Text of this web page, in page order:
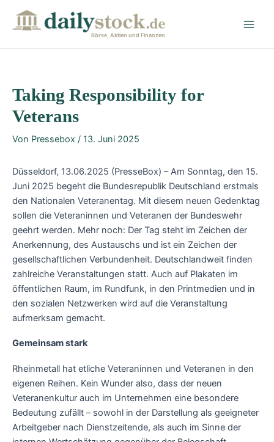
Börse, Aktien und Finanzen
Taking Responsibility for
Veterans
Von Pressebox / 13. Juni 2025
Düsseldorf, 13.06.2025 (PresseBox) – Am Sonntag, den 15.
Juni 2025 begeht die Bundesrepublik Deutschland erstmals
den Nationalen Veteranentag. Mit diesem neuen Gedenktag
sollen die Veteraninnen und Veteranen der Bundeswehr
geehrt werden. Mehr noch: Der Tag steht im Zeichen der
Anerkennung, des Austauschs und ist ein Zeichen der
gesellschaftlichen Verbundenheit. Deutschlandweit finden
zahlreiche Veranstaltungen statt. Auch auf Plakaten im
öffentlichen Raum, im Rundfunk, in den Printmedien und in
den sozialen Netzwerken wird auf die Veranstaltung
aufmerksam gemacht.
Gemeinsam stark
Rheinmetall hat etliche Veteraninnen und Veteranen in den
eigenen Reihen. Kein Wunder also, dass der neuen
Veteranenkultur auch im Unternehmen eine besondere
Bedeutung zufällt – sowohl in der Darstellung als geeigneter
Arbeitgeber nach Dienstzeitende, als auch im Sinne der